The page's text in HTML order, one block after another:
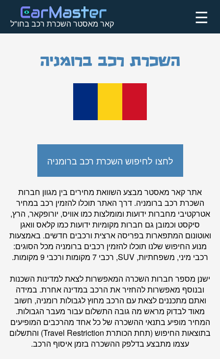
קאר מאסטר השכרת רכב בחו"ל ☰
השכרת רכב ברומניה
לחצו לחיפוש השכרת רכב ברומניה
אתרקאר מאסטר מבצע השוואת מחירים בין מגוון חברות
השכרת רכב ברומניה. דרך האתר תוכלו להזמין רכב במחיר
אטרקטיבי מחברות ידועות ומומלצות כמו אוויס, יורופקאר, הרץ,
סיקסט וכמובן גם חברות מקומיות ידועות כמו קלאס וואגן
ואוטונום המתפארות בפריסה ארצית ורכבים חדשים. באמצעות
מנוע החיפוש שלנו תוכלו להזמין רכבים ברומניה מכל הסוגים:
רכבי מיני, משפחתיות, SUV, רכבי 7 מקומות ורכבי 9 מקומות.
ישנן מספר חברות השכרה המאפשרות לצאת למדינות השכנות
ובנוסף מאפשרות להחזיר את הרכב במדינה אחרת. במידה
ואתם מתכננים לצאת עם הרכב מחוץ לגבולות רומניה, חשוב
מאוד לבדוק מראש מה גובה התשלום עבור מעבר הגבולות.
המחיר מופיע בתנאי ההשכרה של כל אחד מהרכבים המופיעים
בתוצאות החיפוש (תחת הכותרת Travel Restriction) והתשלום
עצמו מתבצע בדלפק ההשכרה בזמן איסוף הרכב.